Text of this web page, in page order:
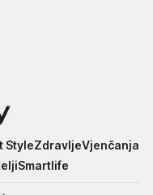
StyleZdravljeVjenčanja
Smartlife